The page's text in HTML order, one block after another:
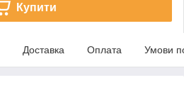
Купити
Доставка Оплата Умови